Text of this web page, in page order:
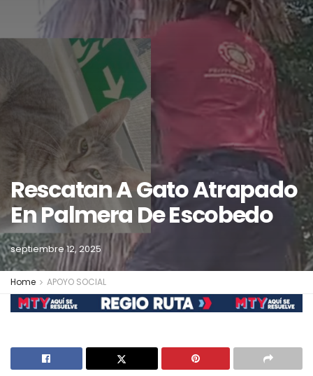
Rescatan A Gato Atrapado
En Palmera De Escobedo
septiembre 12, 2025
Home APOYO SOCIAL